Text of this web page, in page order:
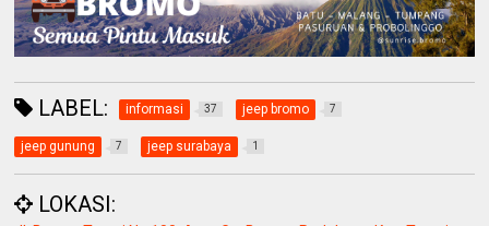
LABEL: informasi 37 jeep bromo 7
jeep gunung 7 jeep surabaya 1
LOKASI: